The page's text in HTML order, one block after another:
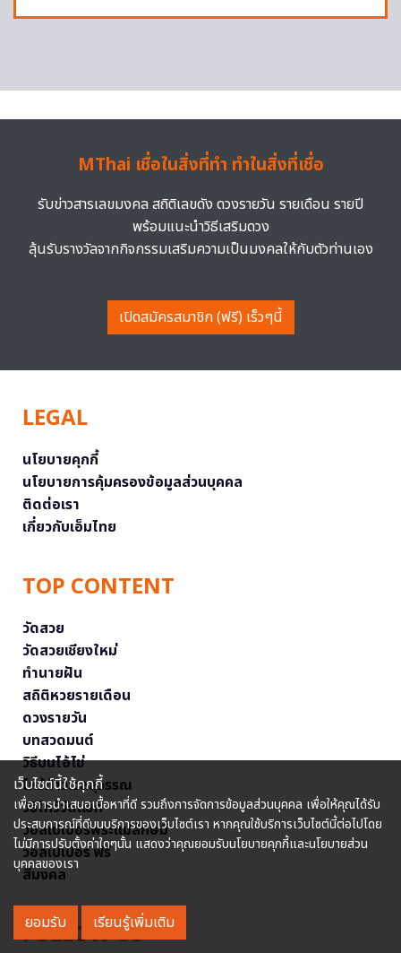
MThai เชื่อในสิ่งที่ทำ ทำในสิ่งที่เชื่อ
รับข่าวสารเลขมงคล สถิติเลขดัง ดวงรายวัน รายเดือน รายปี
พร้อมแนะนำวิธีเสริมดวง
ลุ้นรับรางวัลจากกิจกรรมเสริมความเป็นมงคลให้กับตัวท่านเอง
เปิดสมัครสมาชิก (ฟรี) เร็วๆนี้
LEGAL
นโยบายคุกกี้
นโยบายการคุ้มครองข้อมูลส่วนบุคคล
ติดต่อเรา
เกี่ยวกับเอ็มไทย
TOP CONTENT
วัดสวย
วัดสวยเชียงใหม่
ทำนายฝัน
สถิติหวยรายเดือน
ดวงรายวัน
บทสวดมนต์
วิธีบนไอ้ไข่
ไหว้ท้าวเวสสุวรรณ
วิธีไหว้วัดแขก
วอลเปเปอร์พระแม่ลักษมี
วอลเปเปอร์ ฟรี
สีมงคล
FOLLOW US
เว็บไซต์นี้ใช้คุกกี้
เพื่อการนำเสนอเนื้อหาที่ดี รวมถึงการจัดการข้อมูลส่วนบุคคล เพื่อให้คุณได้รับ
ประสบการณ์ที่ดีบนบริการของเว็บไซต์เรา หากคุณใช้บริการเว็บไซต์นี้ต่อไปโดย
ไม่มีการปรับตั้งค่าใดๆนั้น แสดงว่าคุณยอมรับนโยบายคุกกี้และนโยบายส่วน
บุคคลของเรา
ยอมรับ เรียนรู้เพิ่มเติม